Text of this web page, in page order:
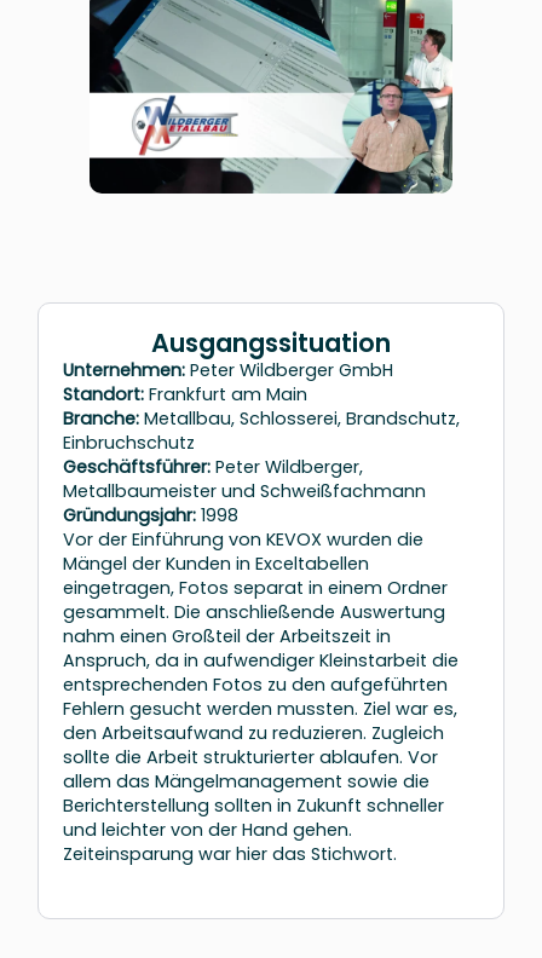
Ausgangssituation
Unternehmen: Peter Wildberger GmbH
Standort: Frankfurt am Main
Branche: Metallbau, Schlosserei, Brandschutz,
Einbruchschutz
Geschäftsführer: Peter Wildberger,
Metallbaumeister und Schweißfachmann
Gründungsjahr: 1998
Vor der Einführung von KEVOX wurden die
Mängel der Kunden in Exceltabellen
eingetragen, Fotos separat in einem Ordner
gesammelt. Die anschließende Auswertung
nahm einen Großteil der Arbeitszeit in
Anspruch, da in aufwendiger Kleinstarbeit die
entsprechenden Fotos zu den aufgeführten
Fehlern gesucht werden mussten. Ziel war es,
den Arbeitsaufwand zu reduzieren. Zugleich
sollte die Arbeit strukturierter ablaufen. Vor
allem das Mängelmanagement sowie die
Berichterstellung sollten in Zukunft schneller
und leichter von der Hand gehen.
Zeiteinsparung war hier das Stichwort.